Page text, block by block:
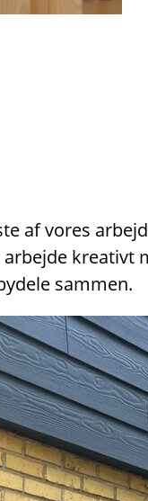
af vores
sammen.